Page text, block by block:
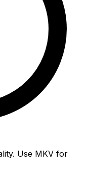
Use MKV for